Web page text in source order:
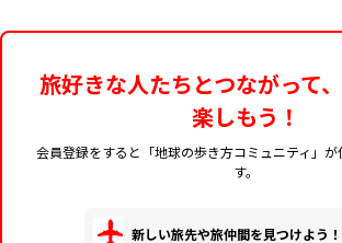
旅好きな人たちとつながって
楽しもう！
会員登録をすると「地球の歩き方コミュニティ」
す。
新しい旅先や旅仲間を見つけよう！